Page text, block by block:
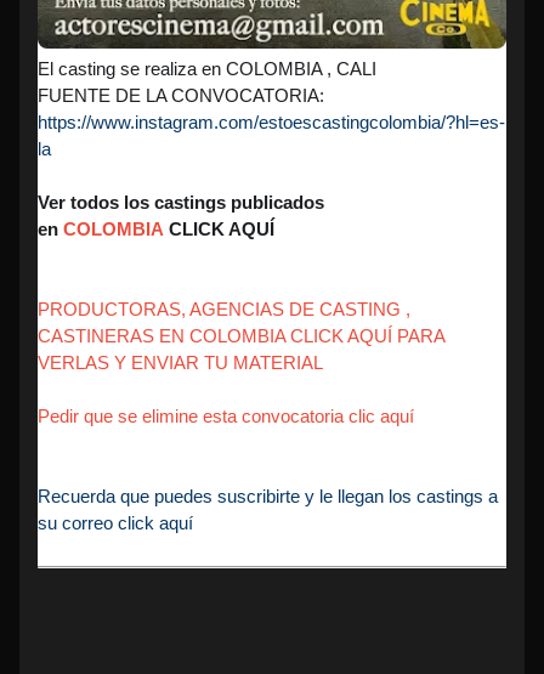
El casting se realiza en COLOMBIA , CALI
FUENTE DE LA CONVOCATORIA:
https://www.instagram.com/estoescastingcolombia/?hl=es-
la
Ver todos los castings publicados
en COLOMBIA CLICK AQUÍ
PRODUCTORAS, AGENCIAS DE CASTING ,
CASTINERAS EN COLOMBIA CLICK AQUÍ PARA
VERLAS Y ENVIAR TU MATERIAL
Pedir que se elimine esta convocatoria clic aquí
Recuerda que puedes suscribirte y le llegan los castings a
su correo click aquí